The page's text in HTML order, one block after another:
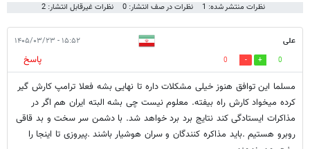
نظرات منتشر شده: 1 نظرات در صف انتشار: 0 نظرات غیرقابل انتشار: 2
علی ۱۵:۵۲ - ۱۴۰۵/۰۳/۲۳
0
0
پاسخ
مسلما این توافق هنوز خیلی مشکلات داره تا نهایی بشه فعلا ترامپ کارش گیر
کرده میخواد کارش راه بیفته. معلوم نیست چی بشه البته ایران هم اگر در
مذاکرات ایستادگی کند نتایج برد برد خواهد شد. با دشمن سر سخت و بد قاقی
روبرو هستیم .باید مذاکره کنندگان و سران هوشیار باشند .پیروزی تا اینجا را